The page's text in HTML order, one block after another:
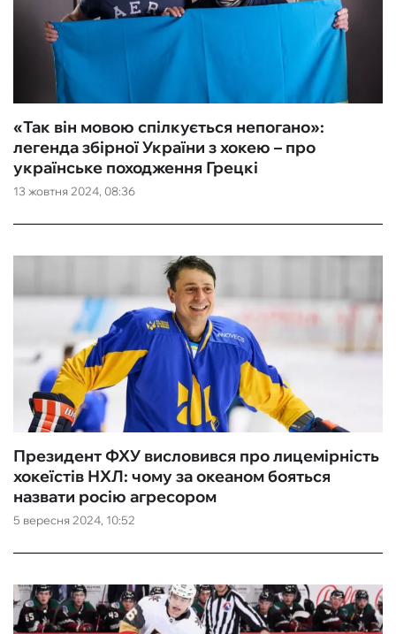
13 жовтня 2024, 08:36
«Так він мовою спілкується непогано»:
легенда збірної України з хокею – про
українське походження Грецкі
5 вересня 2024, 10:52
Президент ФХУ висловився про лицемірність
хокеїстів НХЛ: чому за океаном бояться
назвати росію агресором